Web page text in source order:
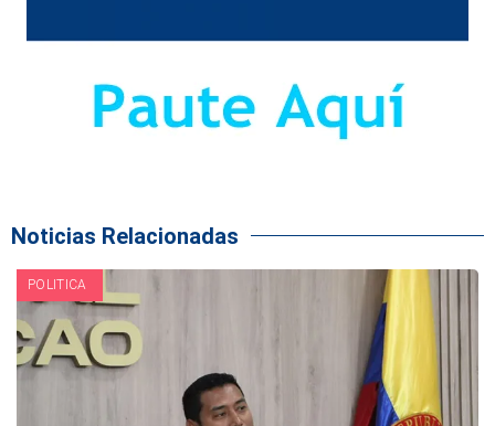
Noticias Relacionadas
POLITICA